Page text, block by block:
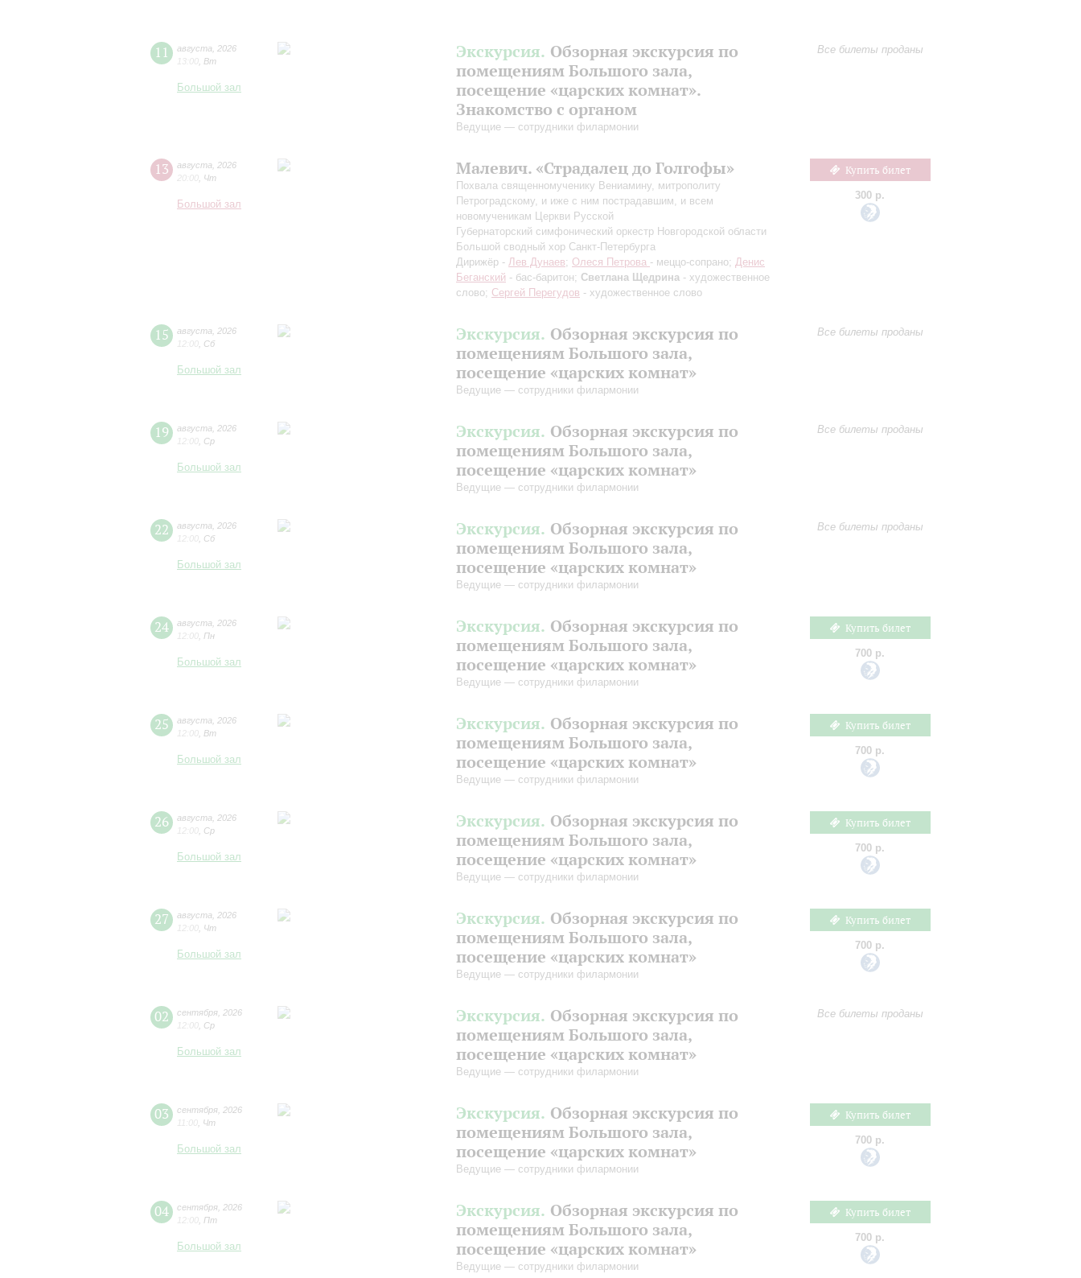
11 августа
2026
13:00 Вт
Большой зал
Экскурсия. Обзорная экскурсия по
помещениям Большого зала,
посещение «царских комнат».
Знакомство с органом
Ведущие — сотрудники филармонии
Все билеты проданы
13 августа
2026
20:00 Чт
Большой зал
Малевич. «Страдалец до Голгофы»
Похвала священномученику Вениамину, митрополиту
Петроградскому, и иже с ним пострадавшим, и всем
новомученикам Церкви Русской
Губернаторский симфонический оркестр Новгородской области
Большой сводный хор Санкт-Петербурга
Дирижёр - Лев Дунаев; Олеся Петрова - меццо-сопрано; Денис
Беганский - бас-баритон; Светлана Щедрина - художественное
слово; Сергей Перегудов - художественное слово
Купить билет
300 р.
15 августа
2026
12:00 Сб
Большой зал
Экскурсия. Обзорная экскурсия по
помещениям Большого зала,
посещение «царских комнат»
Ведущие — сотрудники филармонии
Все билеты проданы
19 августа
2026
12:00 Ср
Большой зал
Экскурсия. Обзорная экскурсия по
помещениям Большого зала,
посещение «царских комнат»
Ведущие — сотрудники филармонии
Все билеты проданы
22 августа
2026
12:00 Сб
Большой зал
Экскурсия. Обзорная экскурсия по
помещениям Большого зала,
посещение «царских комнат»
Ведущие — сотрудники филармонии
Все билеты проданы
24 августа
2026
12:00 Пн
Большой зал
Экскурсия. Обзорная экскурсия по
помещениям Большого зала,
посещение «царских комнат»
Ведущие — сотрудники филармонии
Купить билет
700 р.
25 августа
2026
12:00 Вт
Большой зал
Экскурсия. Обзорная экскурсия по
помещениям Большого зала,
посещение «царских комнат»
Ведущие — сотрудники филармонии
Купить билет
700 р.
26 августа
2026
12:00 Ср
Большой зал
Экскурсия. Обзорная экскурсия по
помещениям Большого зала,
посещение «царских комнат»
Ведущие — сотрудники филармонии
Купить билет
700 р.
27 августа
2026
12:00 Чт
Большой зал
Экскурсия. Обзорная экскурсия по
помещениям Большого зала,
посещение «царских комнат»
Ведущие — сотрудники филармонии
Купить билет
700 р.
02 сентября 2026
12:00 Ср
Большой зал
Экскурсия. Обзорная экскурсия по
помещениям Большого зала,
посещение «царских комнат»
Ведущие — сотрудники филармонии
Все билеты проданы
03 сентября 2026
11:00 Чт
Большой зал
Экскурсия. Обзорная экскурсия по
помещениям Большого зала,
посещение «царских комнат»
Ведущие — сотрудники филармонии
Купить билет
700 р.
04 сентября 2026
12:00 Пт
Большой зал
Экскурсия. Обзорная экскурсия по
помещениям Большого зала,
посещение «царских комнат»
Ведущие — сотрудники филармонии
Купить билет
700 р.